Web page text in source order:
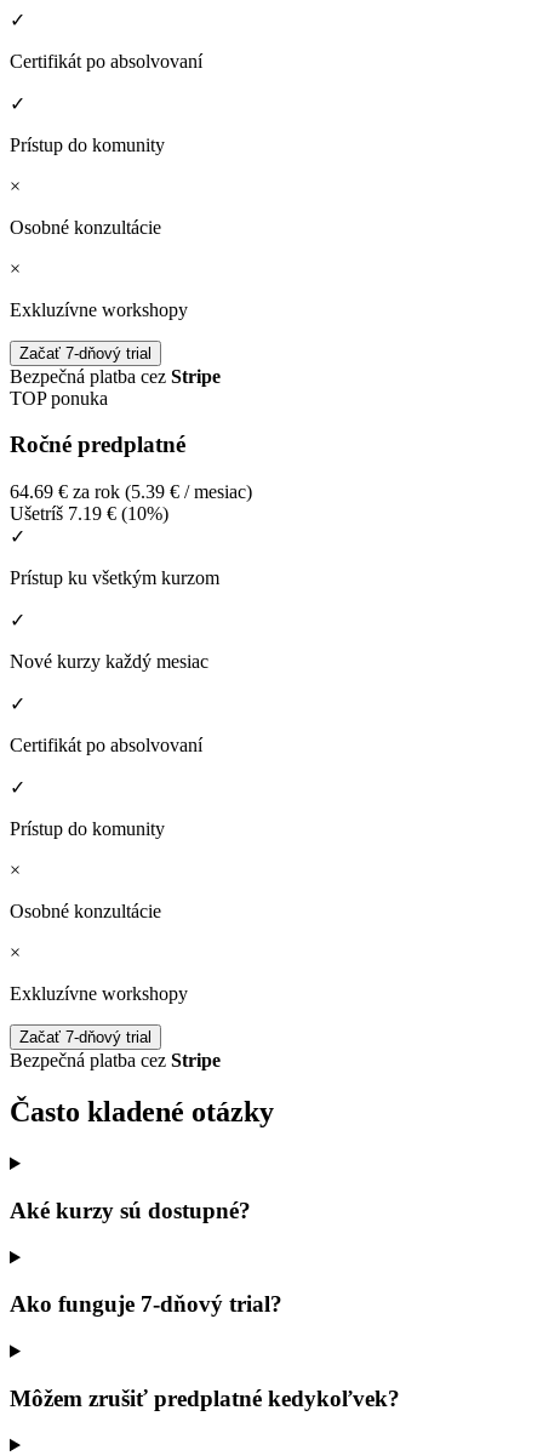
✓
Certifikát po absolvovaní
✓
Prístup do komunity
×
Osobné konzultácie
×
Exkluzívne workshopy
Začať 7-dňový trial
Bezpečná platba cez Stripe
TOP ponuka
Ročné predplatné
64.69 € za rok (5.39 € / mesiac)
Ušetríš 7.19 € (10%)
✓
Prístup ku všetkým kurzom
✓
Nové kurzy každý mesiac
✓
Certifikát po absolvovaní
✓
Prístup do komunity
×
Osobné konzultácie
×
Exkluzívne workshopy
Začať 7-dňový trial
Bezpečná platba cez Stripe
Často kladené otázky
Aké kurzy sú dostupné?
Ako funguje 7-dňový trial?
Môžem zrušiť predplatné kedykoľvek?